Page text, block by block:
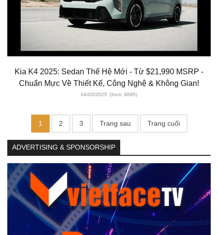
Kia K4 2025: Sedan Thế Hệ Mới - Từ $21,990 MSRP -
Chuẩn Mực Về Thiết Kế, Công Nghệ & Không Gian!
04/03/2025 (Xem: 8895)
1 2 3 Trang sau Trang cuối
ADVERTISING & SPONSORSHIP